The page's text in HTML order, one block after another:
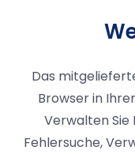
Das
Browser in
Verwalten Sie
Fehlersuche,